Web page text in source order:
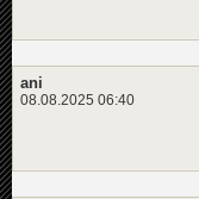
ani
08.08.2025 06:40